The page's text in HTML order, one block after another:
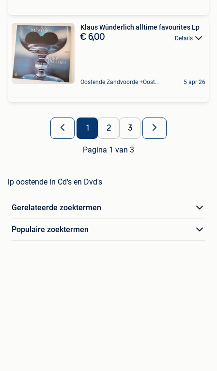
Klaus Wünderlich alltime favourites Lp
€ 6,00 Details
Oostende Zandvoorde +Oostende 5 apr 26
1 2 3
Pagina 1 van 3
lp oostende in Cd's en Dvd's
Gerelateerde zoektermen
Populaire zoektermen